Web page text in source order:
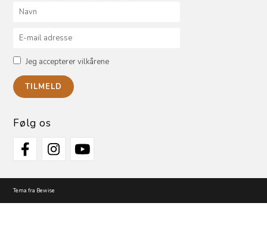
Jeg accepterer vilkårene
Følg os
Tema fra Bewise